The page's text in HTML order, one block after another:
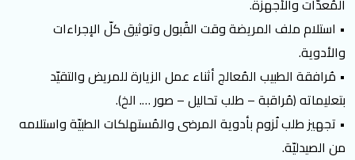
المُعدّات والأجهزة.
• استلام ملف المريضة وقت القُبول وتوثيق كلّ الإجراءات
والأدوية.
• مُرافقة الطبيب المُعالج أثناء عمل الزيارة للمريض والتقيّد
بتعليماته (مُراقبة – طلب تحاليل – صور …. الخ).
• تجهيز طلب لُزوم بأدوية المرضى والمُستهلكات الطبيّة واستلامه
من الصيدليّة.